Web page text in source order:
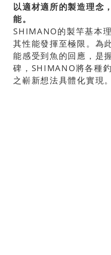
以適材適所的製造理念
能。
SHIMANO的製竿基本
其性能發揮至極限。為
能感受到魚的回應，是
碑，SHIMANO將各種
之嶄新想法具體化實現。